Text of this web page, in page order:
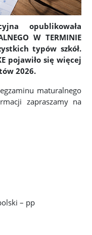
opublikowała
W TERMINIE
typów szkół.
pojawiło się więcej
2026.
maturalnego
zapraszamy na
– pp